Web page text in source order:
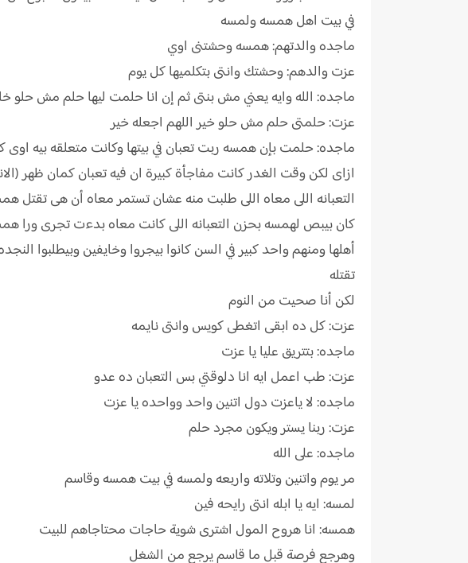
في بيت اهل همسه ولمسه
ماجده والدتهم: همسه وحشتنى اوي
عزت والدهم: وحشتك وانتى بتكلميها كل يوم
ماجده: الله وايه يعني مش بنتى ثم إن انا حلمت ليها حلم مش حلو
عزت: حلمتى حلم مش حلو خير اللهم اجعله خير
ماجده: حلمت بإن همسه ربت تعبان في بيتها وكانت متعلقه بيه اوى
ازاى لكن وقت الغدر كانت مفاجأة كبيرة ان فيه تعبان كمان ظهر
التعبانه اللى معاه اللى طلبت منه عشان تستمر معاه أن هى
كان بيبص لهمسه بحزن التعبانه اللى كانت معاه بدءت تجرى
أهلها ومنهم واحد كبير في السن كانوا بيجروا وخايفين وبيطلبوا
تقتله
لكن أنا صحيت من النوم
عزت: كل ده ابقى اتغطى كويس وانتى نايمه
ماجده: بتتريق عليا يا عزت
عزت: طب اعمل ايه انا دلوقتي بس التعبان ده عدو
ماجده: لا ياعزت دول اتنين واحد وواحده يا عزت
عزت: ربنا يستر ويكون مجرد حلم
ماجده: على الله
مر يوم واتنين وتلاته واربعه ولمسه في بيت همسه وقاسم
لمسه: ايه يا ابله انتى رايحه فين
همسه: انا هروح المول اشترى شوية حاجات محتاجاهم للبيت
وهرجع فرصة قبل ما قاسم يرجع من الشغل